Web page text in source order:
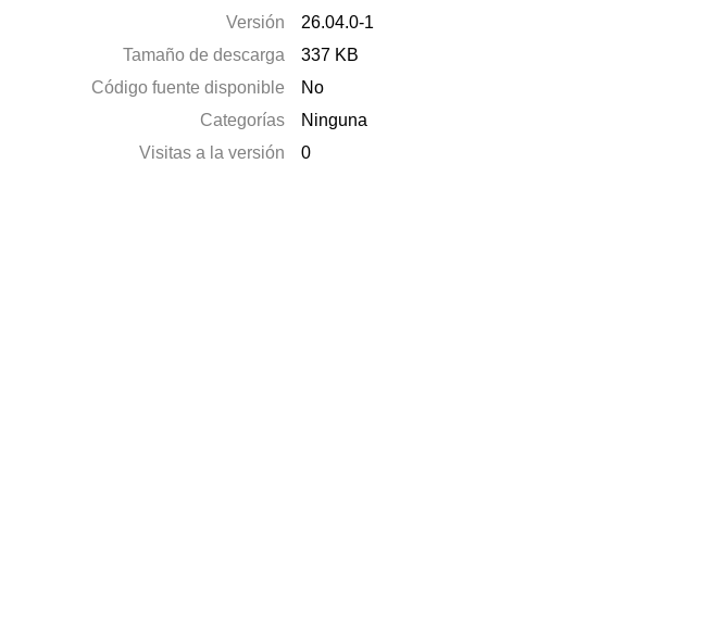
Versión
26.04.0-1
Tamaño de descarga
337 KB
Código fuente disponible
No
Categorías
Ninguna
Visitas a la versión
0